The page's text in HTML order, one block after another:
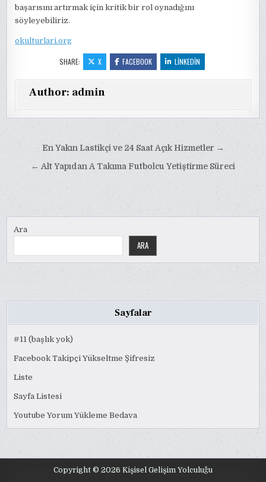
başarısını artırmak için kritik bir rol oynadığını
söyleyebiliriz.
okulturlari.org
SHARE: X FACEBOOK LINKEDIN
Author: admin
gezinmesi
En Yakın Lastikçi ve 24 Saat Açık Hizmetler →
← Alt Yapıdan A Takıma Futbolcu Yetiştirme Süreci
Ara
ARA
Sayfalar
#11 (başlık yok)
Facebook Takipçi Yükseltme Şifresiz
Liste
Sayfa Listesi
Youtube Yorum Yükleme Bedava
Copyright © 2026 Kişisel Gelişim Yolculuğu